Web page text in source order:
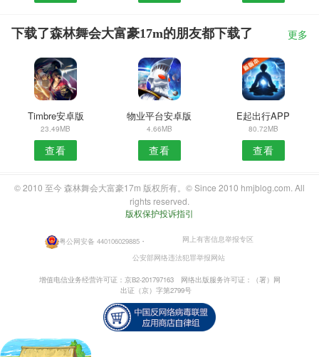
下载了森林舞会大富豪17m的朋友都下载了 更多
Timbre安卓版
23.49MB
查看
物业平台安卓版
4.66MB
查看
E起出行APP
80.72MB
查看
© 2010 至今 森林舞会大富豪17m 版权所有。© Since 2010 hmjblog.com. All
rights reserved.
版权保护投诉指引
粤公网安备 440106029885・
网上有害信息举报专区
公安部网络违法犯罪举报网站
增值电信业务经营许可证：京B2-201797163
网络出版服务许可证：（署）网
出证（京）字第2799号